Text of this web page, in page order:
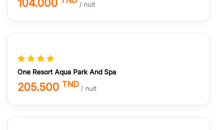
104.000 / nuit
One Resort Aqua Park And Spa
205.500 TND / nuit